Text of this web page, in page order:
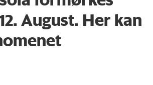
August. Her kan